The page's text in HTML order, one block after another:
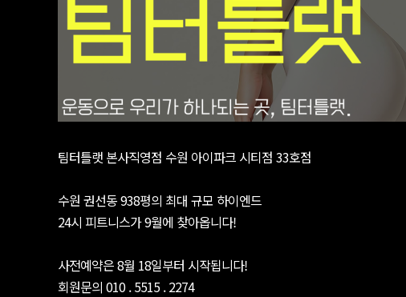
팀터틀랫 본사직영점 수원 아이파크 시티점 33호점
수원 권선동 938평의 최대 규모 하이엔드
24시 피트니스가 9월에 찾아옵니다!
사전예약은 8월 18일부터 시작됩니다!
회원문의 010 . 5515 . 2274